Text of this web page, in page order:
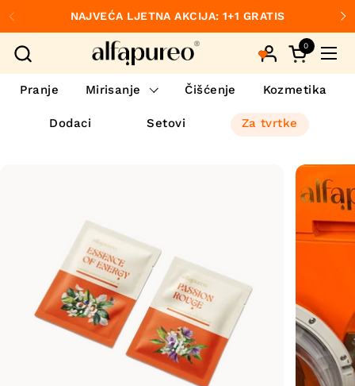
Preskoči na sadržaj
Prethodno
NAJVEĆA LJETNA AKCIJA: 1+1 GRATIS
Otvori
0
Pranje Mirisanje Čišćenje Kozmetika
Dodaci Setovi Za tvrtke